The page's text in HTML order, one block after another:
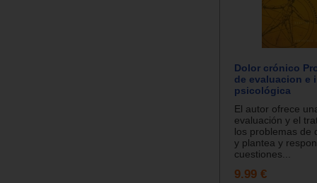
Dolor crónico
de evaluacion e
psicológica
El autor ofrece
evaluación y el
los problemas de
y plantea y
cuestiones...
9.99 €